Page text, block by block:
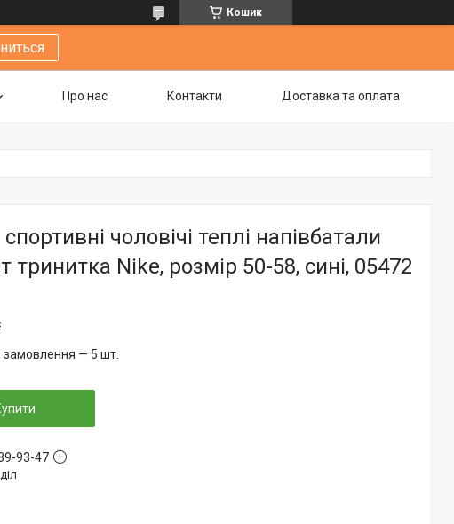
Кошик
Про нас Контакти Доставка та оплата
чоловічі теплі напівбатали
тринитка Nike, розмір 50-58, сині, 05472
замовлення — 5 шт.
93-47